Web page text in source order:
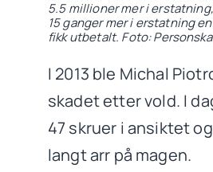
5.5 millioner mer i
15 ganger mer i erstatning
fikk utbetalt. Foto:
I 2013 ble Michal
skadet etter vold. I
47 skruer i ansiktet
langt arr på magen.